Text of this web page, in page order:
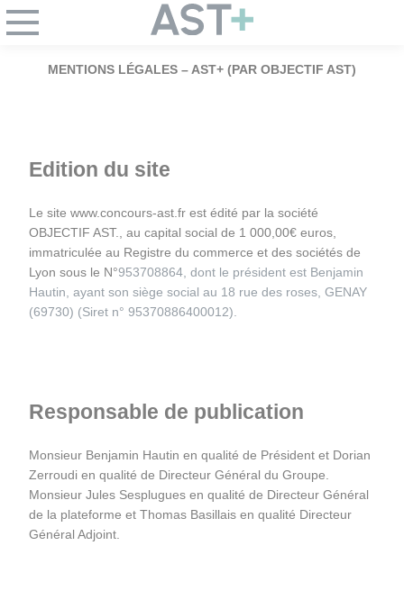
MENTIONS LÉGALES – AST+ (PAR OBJECTIF AST)
Edition du site
Le site www.concours-ast.fr est édité par la société
OBJECTIF AST., au capital social de 1 000,00€ euros,
immatriculée au Registre du commerce et des sociétés de
Lyon sous le N°953708864 , dont le président est Benjamin
Hautin, ayant son siège social au 18 rue des roses, GENAY
(69730) (Siret n° 95370886400012).
Responsable de publication
Monsieur Benjamin Hautin en qualité de Président et Dorian
Zerroudi en qualité de Directeur Général du Groupe.
Monsieur Jules Sesplugues en qualité de Directeur Général
de la plateforme et Thomas Basillais en qualité Directeur
Général Adjoint.
Panneau de gestion des cookies